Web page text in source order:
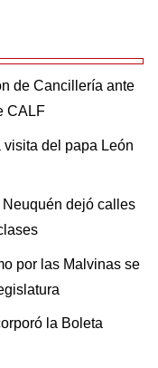
de Cancillería ante
CALF
del papa León
dejó calles
por las Malvinas se
la Boleta